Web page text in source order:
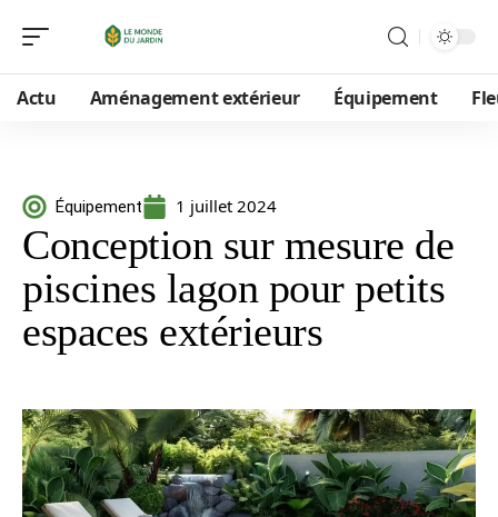
Actu Aménagement extérieur Équipement
Équipement 1 juillet 2024
Conception sur mesure de
piscines lagon pour petits
espaces extérieurs